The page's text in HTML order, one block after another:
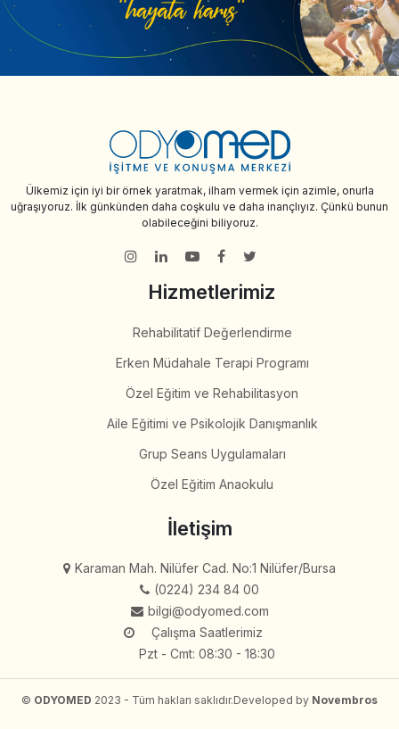
Ülkemiz için iyi bir örnek yaratmak, ilham vermek için azimle, onurla
uğraşıyoruz. İlk günkünden daha coşkulu ve daha inançlıyız. Çünkü bunun
olabileceğini biliyoruz.
Hizmetlerimiz
Rehabilitatif Değerlendirme
Erken Müdahale Terapi Programı
Özel Eğitim ve Rehabilitasyon
Aile Eğitimi ve Psikolojik Danışmanlık
Grup Seans Uygulamaları
Özel Eğitim Anaokulu
İletişim
Karaman Mah. Nilüfer Cad. No:1 Nilüfer/Bursa
(0224) 234 84 00
bilgi@odyomed.com
Çalışma Saatlerimiz
Pzt - Cmt: 08:30 - 18:30
© ODYOMED 2023 - Tüm hakları saklıdır.Developed by Novembros